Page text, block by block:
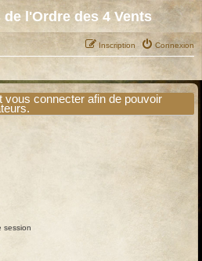
l'Ordre des 4 Vents
Connexion
Inscription
connecter afin de pouvoir
session